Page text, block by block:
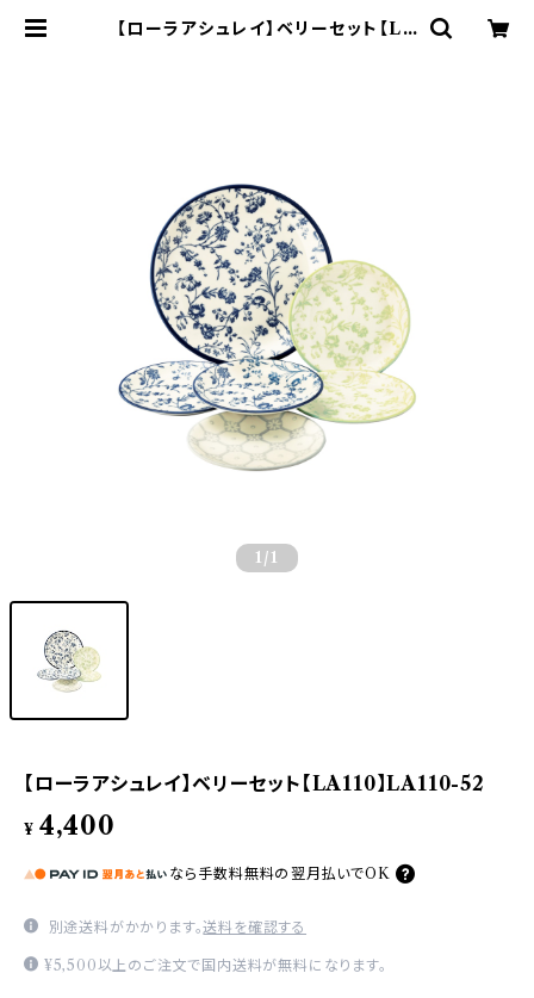
【ローラアシュレイ】ベリーセット【LA
1 /1
【ローラアシュレイ】ベリーセット【LA110】LA110-52
¥ 4,400
なら 手数料無料の 翌月払いでOK
別途送料がかかります。送料を確認する
¥5,500以上のご注文で国内送料が無料になります。